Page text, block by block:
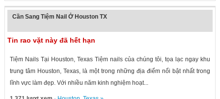
Cần Sang Tiệm Nail Ở Houston TX
Tin rao vặt này đã hết hạn
Tiệm Nails Tại Houston, Texas Tiệm nails của chúng tôi, tọa lạc ngay khu
trung tâm Houston, Texas, là một trong những địa điểm nổi bật nhất trong
lĩnh vực làm đẹp. Với nhiều năm kinh nghiệm hoạt...